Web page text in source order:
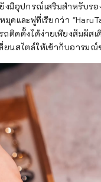
มีอุปกรณ์เสริมสำหรับรอง
มุดและพู่ที่เรียกว่า
ติดตั้งได้ง่ายเพียงสัมผัส
ลี่ยนสไตล์ให้เข้ากับอารม